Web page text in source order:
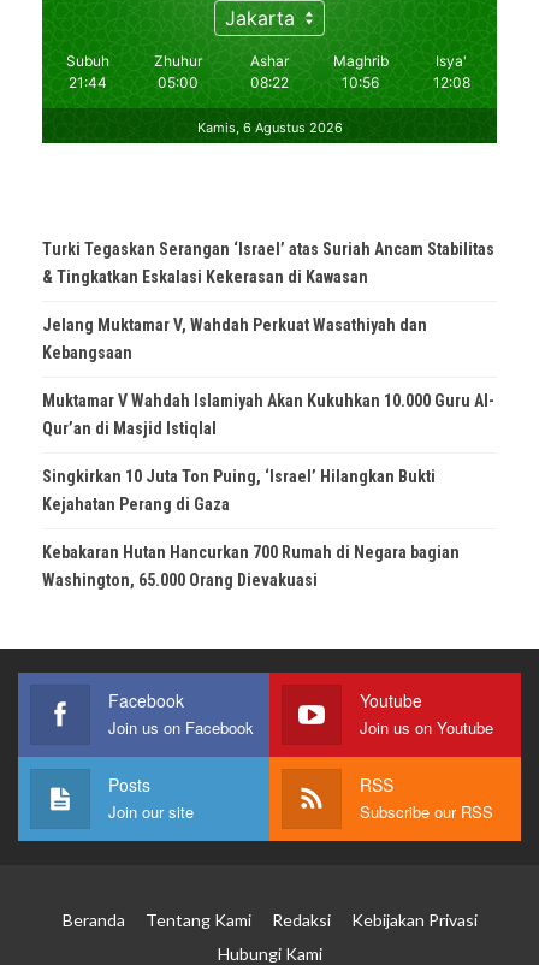
Turki Tegaskan Serangan ‘Israel’ atas Suriah Ancam Stabilitas
& Tingkatkan Eskalasi Kekerasan di Kawasan
Jelang Muktamar V, Wahdah Perkuat Wasathiyah dan
Kebangsaan
Muktamar V Wahdah Islamiyah Akan Kukuhkan 10.000 Guru Al-
Qur’an di Masjid Istiqlal
Singkirkan 10 Juta Ton Puing, ‘Israel’ Hilangkan Bukti
Kejahatan Perang di Gaza
Kebakaran Hutan Hancurkan 700 Rumah di Negara bagian
Washington, 65.000 Orang Dievakuasi
Facebook
Join us on Facebook
Youtube
Join us on Youtube
Posts
Join our site
RSS
Subscribe our RSS
Beranda Tentang Kami Redaksi
Kebijakan Privasi
Hubungi Kami